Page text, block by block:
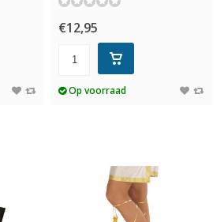
€12,95
Op voorraad